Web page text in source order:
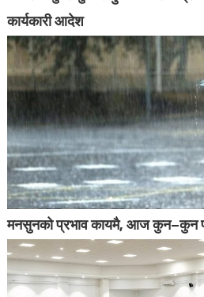
कार्यकारी आदेश
मनसुनको प्रभाव कायमै, आज कुन–कुन